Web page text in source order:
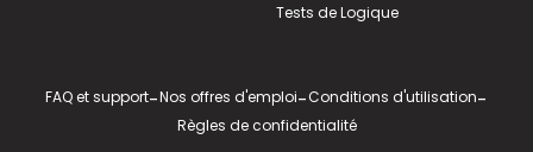
Tests de Logique
FAQ et support-Nos offres d'emploi-Conditions d'utilisation-
Règles de confidentialité